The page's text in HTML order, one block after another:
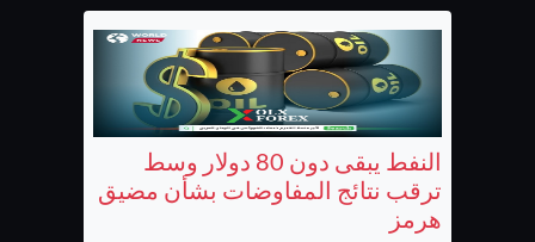
النفط يبقى دون 80 دولار وسط
ترقب نتائج المفاوضات بشأن مضيق
هرمز